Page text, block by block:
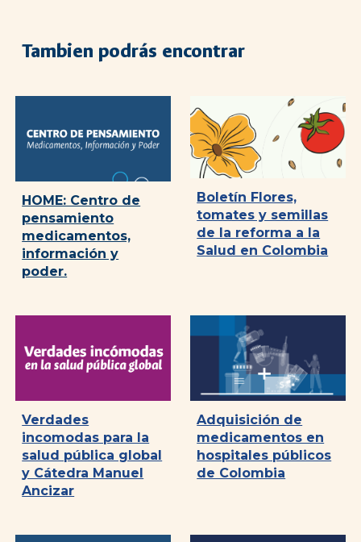
Tambien podrás encontrar
HOME: Centro de
pensamiento
medicamentos,
información y
poder.
Boletín Flores,
tomates y semillas
de la reforma a la
Salud en Colombia
Verdades
incomodas para la
salud pública global
y Cátedra Manuel
Ancizar
Adquisición de
medicamentos en
hospitales públicos
de Colombia